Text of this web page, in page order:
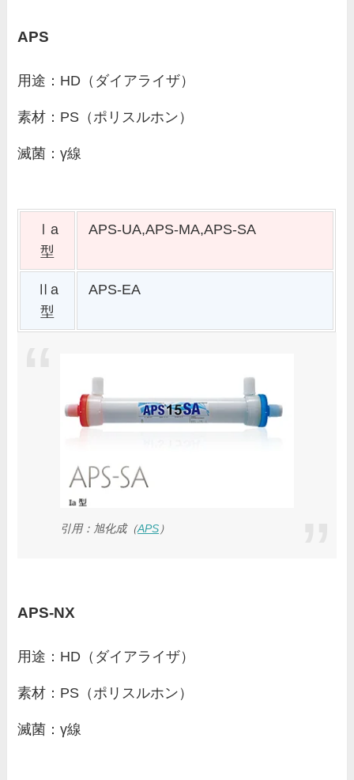
APS
用途：HD（ダイアライザ）
素材：PS（ポリスルホン）
滅菌：γ線
Ⅰa
型
APS-UA,APS-MA,APS-SA
Ⅱa
型
APS-EA
引用：旭化成（APS ）
APS-NX
用途：HD（ダイアライザ）
素材：PS（ポリスルホン）
滅菌：γ線